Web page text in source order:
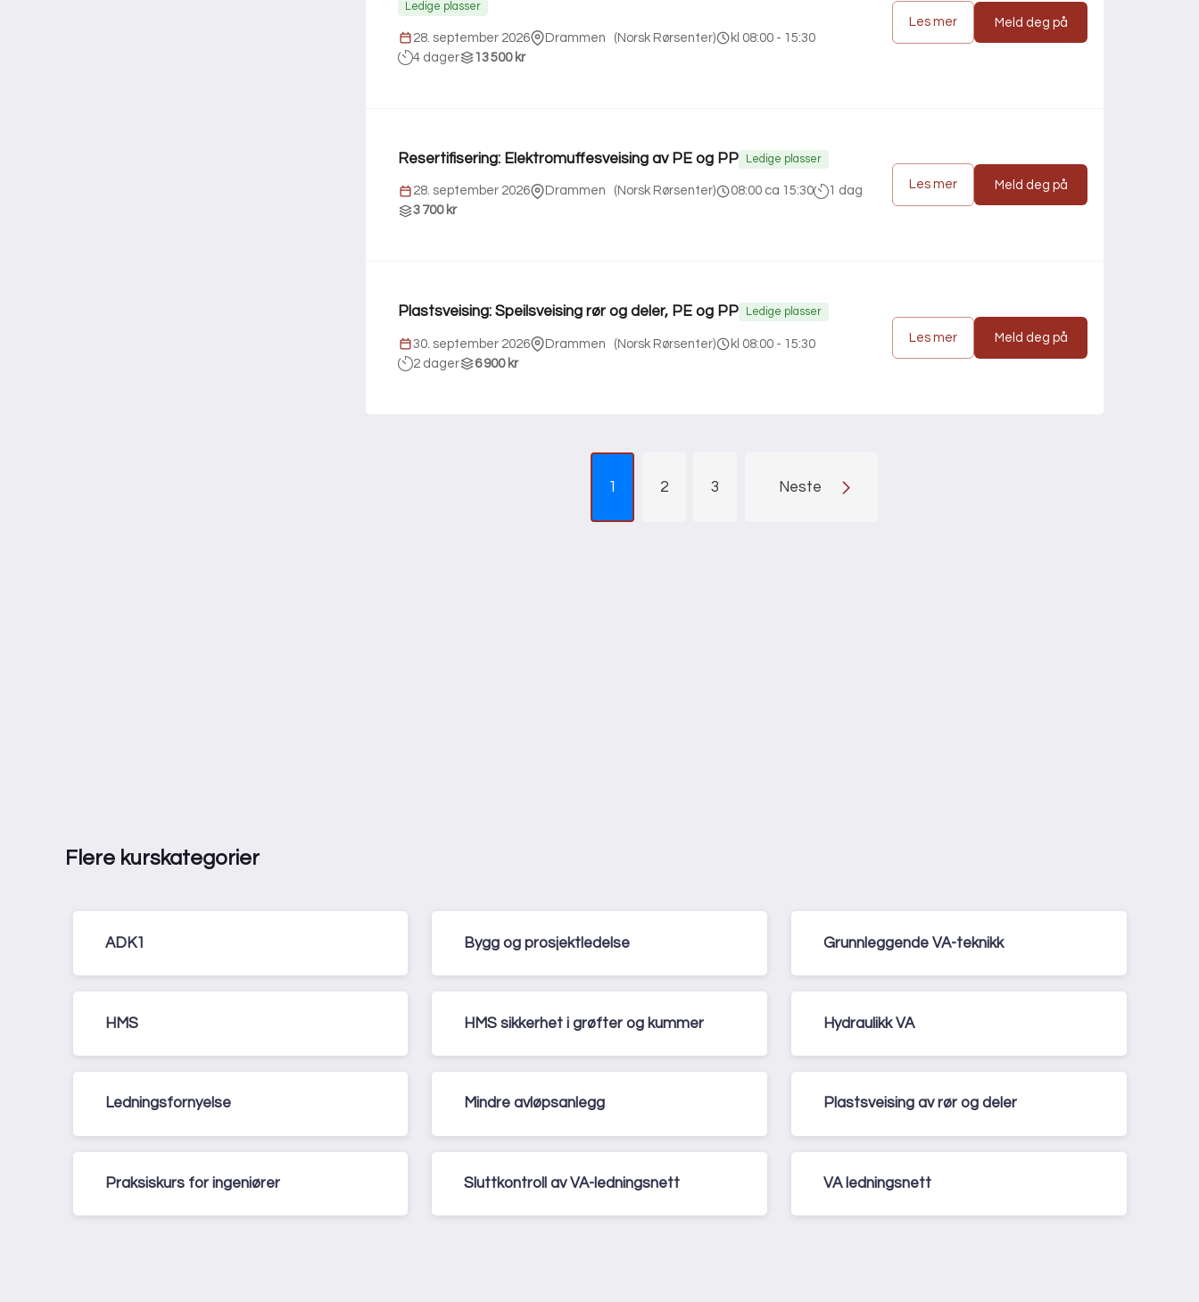
Ledige plasser
28. september 2026 Drammen ( Norsk Rørsenter)
kl 08:00 - 15:30
4 dager
13 500 kr
Les mer Meld deg på
Resertifisering: Elektromuffesveising av PE og PP Ledige plasser
28. september 2026 Drammen ( Norsk Rørsenter) 08:00 ca 15:30
1 dag
3 700 kr
Les mer Meld deg på
Plastsveising: Speilsveising rør og deler, PE og PP Ledige plasser
30. september 2026 Drammen ( Norsk Rørsenter)
kl 08:00 - 15:30
2 dager
6 900 kr
Les mer Meld deg på
1 2 3 Neste
Flere kurskategorier
ADK1 Bygg og prosjektledelse Grunnleggende VA-teknikk
HMS HMS sikkerhet i grøfter og kummer Hydraulikk VA
Ledningsfornyelse Mindre avløpsanlegg Plastsveising av rør og deler
Praksiskurs for ingeniører Sluttkontroll av VA-ledningsnett VA ledningsnett